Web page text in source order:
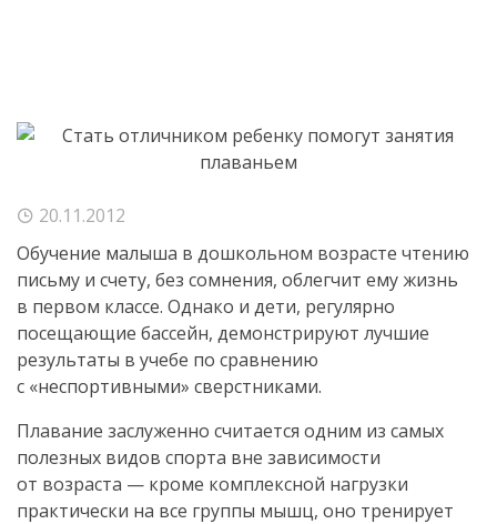
20.11.2012
Обучение малыша в дошкольном возрасте чтению
письму и счету, без сомнения, облегчит ему жизнь
в первом классе. Однако и дети, регулярно
посещающие бассейн, демонстрируют лучшие
результаты в учебе по сравнению
с «неспортивными» сверстниками.
Плавание заслуженно считается одним из самых
полезных видов спорта вне зависимости
от возраста — кроме комплексной нагрузки
практически на все группы мышц, оно тренирует